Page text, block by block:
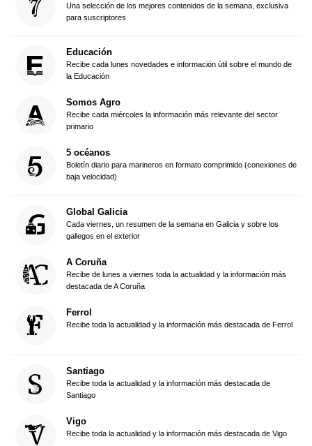
Una selección de los mejores contenidos de la semana, exclusiva
para suscriptores
Educación
Recibe cada lunes novedades e información útil sobre el mundo de
la Educación
Somos Agro
Recibe cada miércoles la información más relevante del sector
primario
5 océanos
Boletín diario para marineros en formato comprimido (conexiones de
baja velocidad)
Global Galicia
Cada viernes, un resumen de la semana en Galicia y sobre los
gallegos en el exterior
A Coruña
Recibe de lunes a viernes toda la actualidad y la información más
destacada de A Coruña
Ferrol
Recibe toda la actualidad y la información más destacada de Ferrol
Santiago
Recibe toda la actualidad y la información más destacada de
Santiago
Vigo
Recibe toda la actualidad y la información más destacada de Vigo